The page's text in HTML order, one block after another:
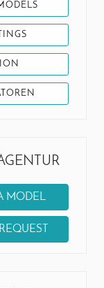
MODEL